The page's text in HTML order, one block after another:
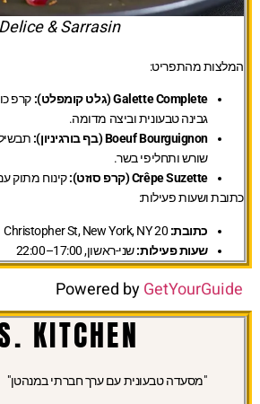
Delice & Sarrasin
המלצות מהתפריט:
Galette Complete (גלט קומפלט):
קרפ
גבינה טבעונית וביצה מדומה.
Boeuf Bourguignon (בף בורגיניון):
שורש ותחליפי בשר.
Crêpe Suzette (קרפ סוזט):
קינוח מתוק
כתובת ושעות פעילות:
כתובת:
שעות פעילות:שני-ראשון, 17:00–22:00
Powered byGetYourGuide
KITCHEN
"מסעדה טבעונית עם ערך חברתי במנהטן"